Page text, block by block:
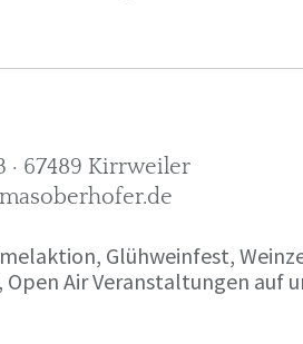
· 67489 Kirrweiler
Glühweinfest,
Air Veranstaltungen auf